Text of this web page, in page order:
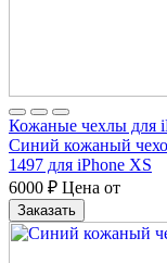
Кожаные чехлы для
Синий кожаный
1497 для iPhone XS
6000 ₽ Цена от
Заказать